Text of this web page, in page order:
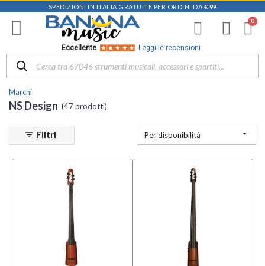
SPEDIZIONI IN ITALIA GRATUITE PER ORDINI DA € 99
Eccellente Leggi le recensioni
Marchi
NS Design (47 prodotti)
Filtra
i
risultati
Categoria
Accessori
e Ricambi
Strumenti
ad Arco
filter_list Filtri Per disponibilità 